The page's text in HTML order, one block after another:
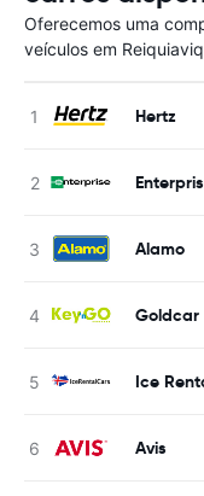
Oferecemos uma
veículos em
Hertz
Alamo
Goldcar
Ice
Avis